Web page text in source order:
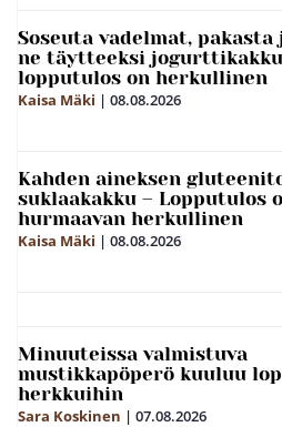
Soseuta vadelmat, pakasta
ne täytteeksi
lopputulos on herkullinen
Kaisa Mäki | 08.08.2026
Kahden aineksen
suklaakakku – Lopputulos
hurmaavan herkullinen
Kaisa Mäki | 08.08.2026
Minuuteissa valmistuva
mustikkapöperö kuuluu
herkkuihin
Sara Koskinen | 07.08.2026